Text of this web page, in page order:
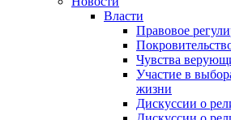
Власти
Правовое
Чувства
Участие в
жизни
Дискуссии о